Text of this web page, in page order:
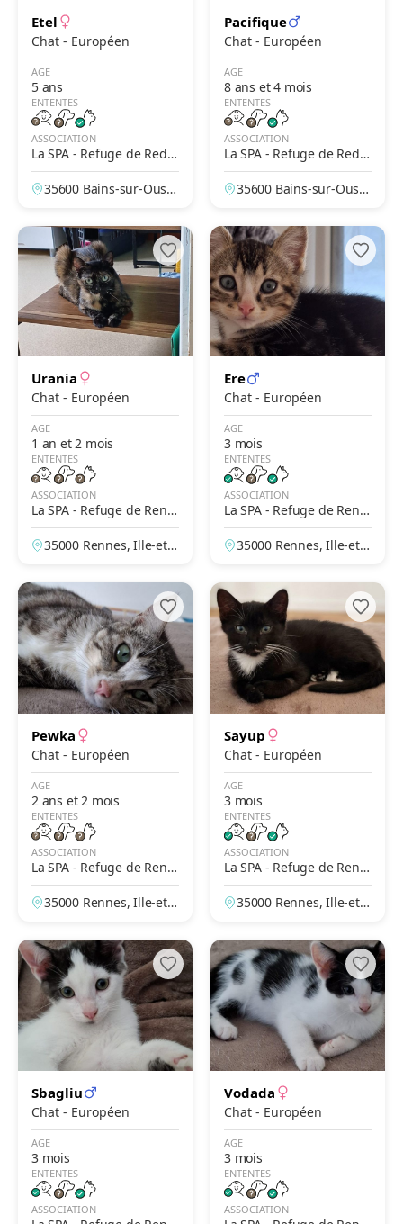
Etel
Chat - Européen
AGE
5 ans
ENTENTES
ASSOCIATION
La SPA - Refuge de Redo
n
35600 Bains-sur-Oust,
Pacifique
Chat - Européen
AGE
8 ans et 4 mois
ENTENTES
ASSOCIATION
La SPA - Refuge de Redo
n
35600 Bains-sur-Oust,
Urania
Chat - Européen
AGE
1 an et 2 mois
ENTENTES
ASSOCIATION
La SPA - Refuge de Renn
es
35000 Rennes, Ille-et-V
Ere
Chat - Européen
AGE
3 mois
ENTENTES
ASSOCIATION
La SPA - Refuge de Renn
es
35000 Rennes, Ille-et-V
Pewka
Chat - Européen
AGE
2 ans et 2 mois
ENTENTES
ASSOCIATION
La SPA - Refuge de Renn
es
35000 Rennes, Ille-et-V
Sayup
Chat - Européen
AGE
3 mois
ENTENTES
ASSOCIATION
La SPA - Refuge de Renn
es
35000 Rennes, Ille-et-V
Sbagliu
Chat - Européen
AGE
3 mois
ENTENTES
ASSOCIATION
Vodada
Chat - Européen
AGE
3 mois
ENTENTES
ASSOCIATION